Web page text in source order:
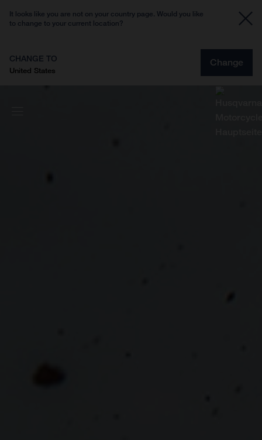
It looks like you are not on your country page. Would you like
to change to your current location?
CHANGE TO
United States
Change